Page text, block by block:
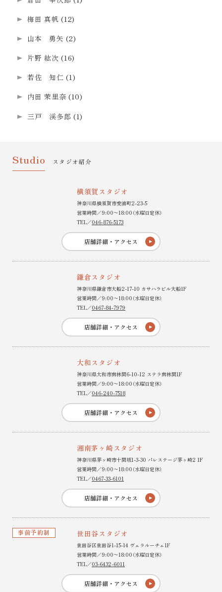
梅田 真帆 (12)
山本 勇矢 (2)
片野 紘次 (16)
若佐 知仁 (1)
内田 茉里奈 (10)
三戸 渓多郎 (1)
Studio スタジオ紹介
横須賀スタジオ
神奈川県横須賀市安浦町2-23-5
営業時間／9:00〜18:00（水曜日定休）
TEL／046-876-5173
店舗詳細・アクセス
鎌倉スタジオ
神奈川県鎌倉市大船2-17-10 カサハラビル大船1F
営業時間／9:00〜18:00（水曜日定休）
TEL／0467-84-7979
店舗詳細・アクセス
大和スタジオ
神奈川県大和市南林間6-10-12 ステラ南林間1F
営業時間／9:00〜18:00（水曜日定休）
TEL／046-240-7518
店舗詳細・アクセス
湘南茅ヶ崎スタジオ
神奈川県茅ヶ崎市十間坂1-3-30 パレステージ茅ヶ崎2 1F
営業時間／9:00〜18:00（水曜日定休）
TEL／0467-33-6101
店舗詳細・アクセス
事前予約制 世田谷スタジオ
世田谷区世田谷1-15-14 ヴェラルーチェ1F
営業時間／9:00〜18:00（水曜日定休）
TEL／03-6432-6011
店舗詳細・アクセス